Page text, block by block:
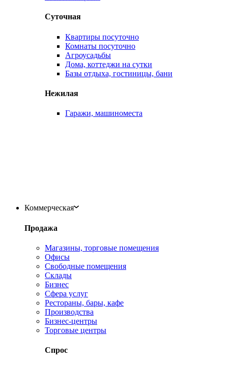
Суточная
Квартиры посуточно
Комнаты посуточно
Агроусадьбы
Дома, коттеджи на сутки
Базы отдыха, гостиницы, бани
Нежилая
Гаражи, машиноместа
Коммерческая
Продажа
Магазины, торговые помещения
Офисы
Свободные помещения
Склады
Бизнес
Сфера услуг
Рестораны, бары, кафе
Производства
Бизнес-центры
Торговые центры
Спрос